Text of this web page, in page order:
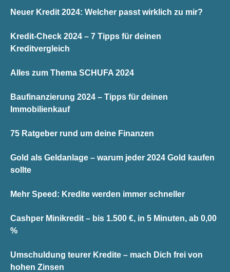
Neuer Kredit 2024: Welcher passt wirklich zu mir?
Kredit-Check 2024 – 7 Tipps für deinen
Kreditvergleich
Alles zum Thema SCHUFA 2024
Baufinanzierung 2024 – Tipps für deinen
Immobilienkauf
75 Ratgeber rund um deine Finanzen
Gold als Geldanlage – warum jeder 2024 Gold kaufen
sollte
Mehr Speed: Kredite werden immer schneller
Cashper Minikredit – bis 1.500 €, in 5 Minuten, ab 0,00
%
Umschuldung teurer Kredite – mach Dich frei von
hohen Zinsen